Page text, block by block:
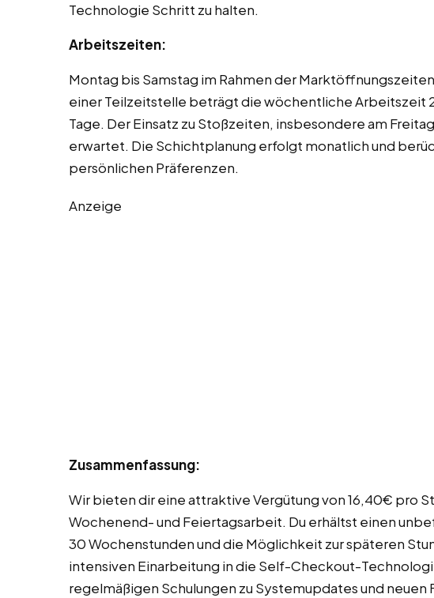
Technologie Schritt zu halten.
Arbeitszeiten:
Montag bis Samstag im Rahmen der
einer Teilzeitstelle beträgt die wöchentliche Arbeitszeit
Tage. Der Einsatz zu Stoßzeiten, insbesondere am
erwartet. Die Schichtplanung erfolgt monatlich und
persönlichen Präferenzen.
Anzeige
Zusammenfassung:
Wir bieten dir eine attraktive Vergütung von 16,40€ pro
Wochenend- und Feiertagsarbeit. Du erhältst einen
30 Wochenstunden und die Möglichkeit zur späteren
intensiven Einarbeitung in die Self-Checkout-
regelmäßigen Schulungen zu Systemupdates und neuen